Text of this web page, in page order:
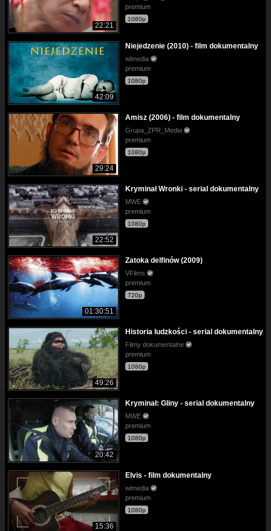
22:21
premium
1080p
42:09
Niejedzenie (2010) - film dokumentalny
wlmedia
premium
1080p
29:24
Amisz (2006) - film dokumentalny
Grupa_ZPR_Media
premium
1080p
22:52
Kryminał Wronki - serial dokumentalny
MWE
premium
1080p
01:30:51
Zatoka delfinów (2009)
VFilms
premium
720p
49:26
Historia ludzkości - serial dokumentalny
Filmy dokumentalne
premium
1080p
20:42
Kryminał: Gliny - serial dokumentalny
MWE
premium
1080p
15:36
Elvis - film dokumentalny
wlmedia
premium
1080p